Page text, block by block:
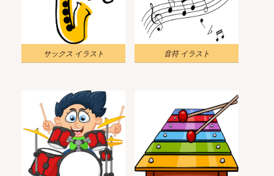
サックス イラスト 音符 イラスト